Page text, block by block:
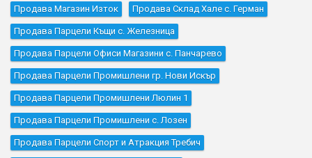
Продава Магазин Изток Продава Склад Хале с. Герман
Продава Парцели Къщи с. Железница
Продава Парцели Офиси Магазини с. Панчарево
Продава Парцели Промишлени гр. Нови Искър
Продава Парцели Промишлени Люлин 1
Продава Парцели Промишлени с. Лозен
Продава Парцели Спорт и Атракция Требич